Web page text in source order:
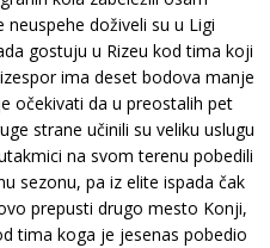
doživeli su u Ligi
gostuju u Rizeu kod tima koji
ima deset bodova manje
očekivati da u preostalih pet
strane učinili su veliku uslugu
na svom terenu pobedili
sezonu, pa iz elite ispada čak
prepusti drugo mesto Konji,
tima koga je jesenas pobedio